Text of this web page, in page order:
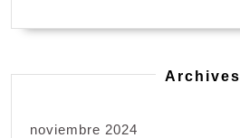
Archives
noviembre 2024